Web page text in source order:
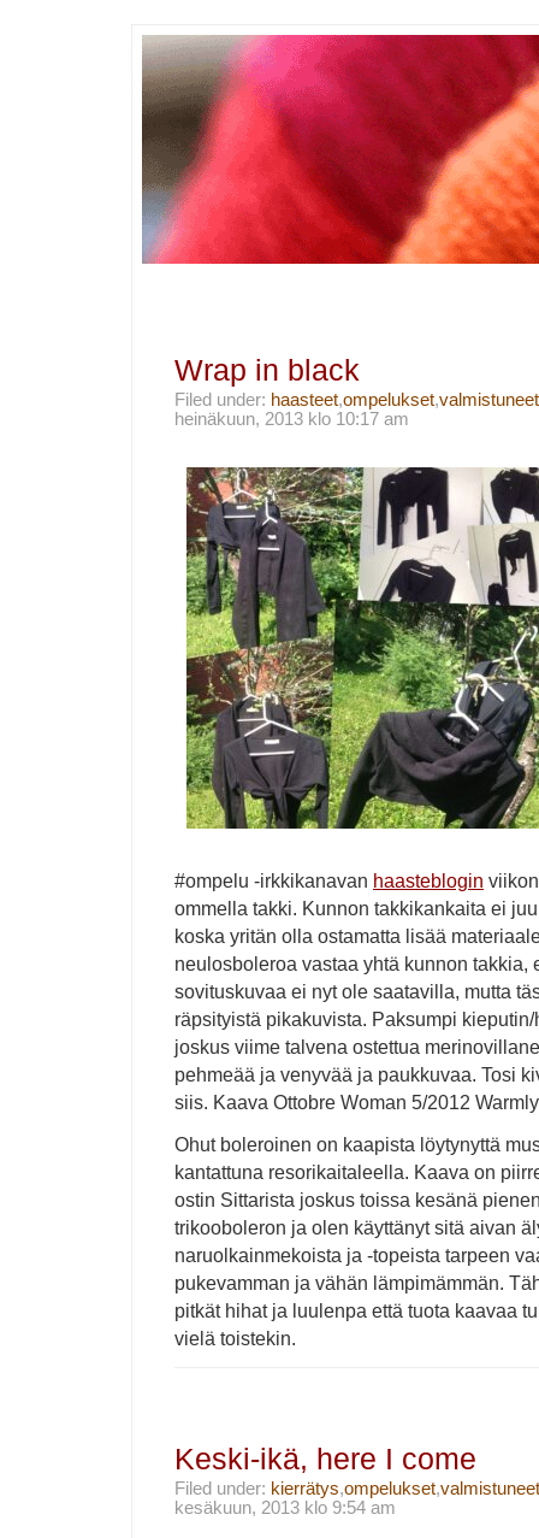
Wrap in black
Filed under: haasteet,ompelukset,
heinäkuun, 2013 klo 10:17 am
#ompelu -irkkikanavan haasteblogin
ommella takki. Kunnon takkikankaita ei
koska yritän olla ostamatta lisää
neulosboleroa vastaa yhtä kunnon takkia,
sovituskuvaa ei nyt ole saatavilla, mutta
räpsityistä pikakuvista. Paksumpi
joskus viime talvena ostettua
pehmeää ja venyvää ja paukkuvaa. Tosi
siis. Kaava Ottobre Woman 5/2012
Ohut boleroinen on kaapista löytynyttä
kantattuna resorikaitaleella. Kaava on
ostin Sittarista joskus toissa kesänä
trikooboleron ja olen käyttänyt sitä aivan
naruolkainmekoista ja -topeista tarpeen
pukevamman ja vähän lämpimämmän.
pitkät hihat ja luulenpa että tuota kaavaa
vielä toistekin.
Keski-ikä, here I come
Filed under: kierrätys,ompelukset,
kesäkuun, 2013 klo 9:54 am